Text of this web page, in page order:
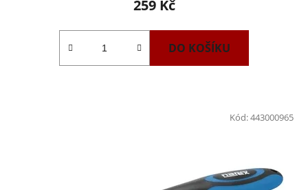
259 Kč
DO KOŠÍKU
Kód:443000965